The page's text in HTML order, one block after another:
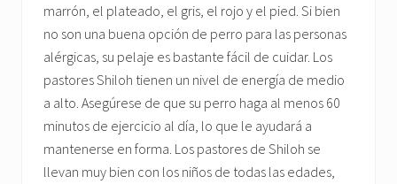
marrón, el plateado, el gris, el rojo y el pied. Si bien
no son una buena opción de perro para las personas
alérgicas, su pelaje es bastante fácil de cuidar. Los
pastores Shiloh tienen un nivel de energía de medio
a alto. Asegúrese de que su perro haga al menos 60
minutos de ejercicio al día, lo que le ayudará a
mantenerse en forma. Los pastores de Shiloh se
llevan muy bien con los niños de todas las edades,